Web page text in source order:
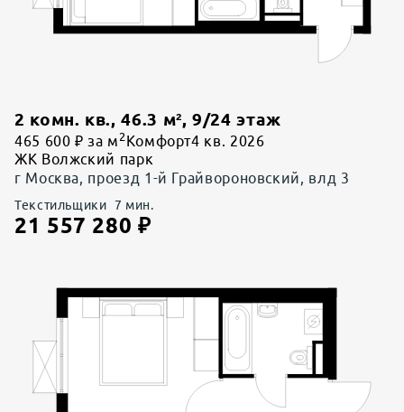
2 комн. кв., 46.3 м²,9/24 этаж
465 600 ₽ за м 2 Комфорт4 кв. 2026
ЖК Волжский парк
г Москва, проезд 1-й Грайвороновский, влд 3
Текстильщики 7 мин.
21 557 280 ₽